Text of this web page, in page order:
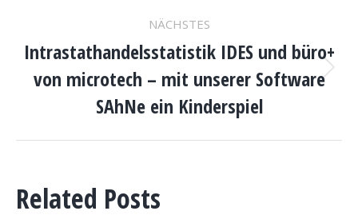
NÄCHSTES
Nächster
Beitrag:
Intrastathandelsstatistik IDES und büro+
von microtech – mit unserer Software
SAhNe ein Kinderspiel
Related Posts